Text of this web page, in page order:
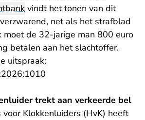
vindt het tonen van dit
net als het strafblad
moet de 32-jarige man 800 euro
betalen aan het slachtoffer.
uitspraak:
trekt aan verkeerde bel
Klokkenluiders (HvK) heeft